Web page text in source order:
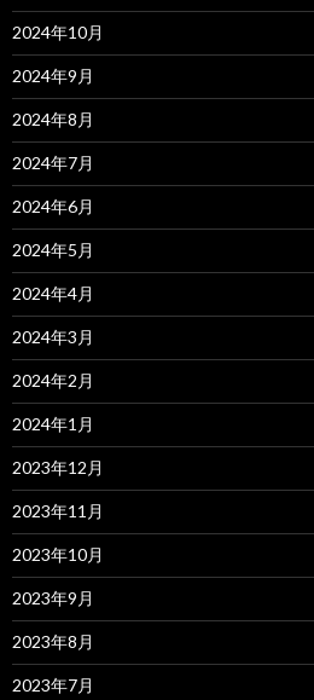
2024年10月
2024年9月
2024年8月
2024年7月
2024年6月
2024年5月
2024年4月
2024年3月
2024年2月
2024年1月
2023年12月
2023年11月
2023年10月
2023年9月
2023年8月
2023年7月